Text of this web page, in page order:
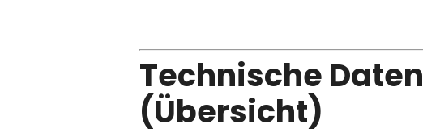
Technische Daten
(Übersicht)